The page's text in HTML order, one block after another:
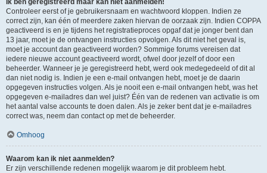
Ik ben geregistreerd maar kan niet aanmelden!
Controleer eerst of je gebruikersnaam en wachtwoord kloppen. Indien ze
correct zijn, kan één of meerdere zaken hiervan de oorzaak zijn. Indien COPPA
geactiveerd is en je tijdens het registratieproces opgaf dat je jonger bent dan
13 jaar, moet je de ontvangen instructies opvolgen. Als dit niet het geval is,
moet je account dan geactiveerd worden? Sommige forums vereisen dat
iedere nieuwe account geactiveerd wordt, ofwel door jezelf of door een
beheerder. Wanneer je je geregistreerd hebt, werd ook medegedeeld of dit al
dan niet nodig is. Indien je een e-mail ontvangen hebt, moet je de daarin
opgegeven instructies volgen. Als je nooit een e-mail ontvangen hebt, was het
opgegeven e-mailadres dan wel juist? Één van de redenen van activatie is om
het aantal valse accounts te doen dalen. Als je zeker bent dat je e-mailadres
correct was, neem dan contact op met de beheerder.
Omhoog
Waarom kan ik niet aanmelden?
Er zijn verschillende redenen mogelijk waarom je dit probleem hebt.